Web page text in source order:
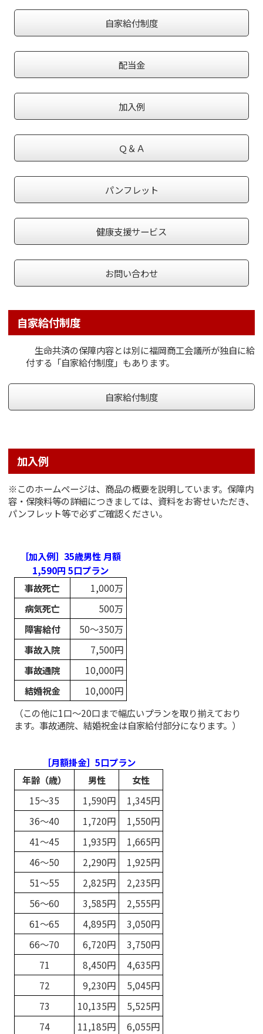
自家給付制度
配当金
加入例
Ｑ＆Ａ
パンフレット
健康支援サービス
お問い合わせ
自家給付制度
生命共済の保障内容とは別に福岡商工会議所が独自に給
付する「自家給付制度」もあります。
自家給付制度
加入例
※このホームページは、商品の概要を説明しています。保障内
容・保険料等の詳細につきましては、資料をお寄せいただき、
パンフレット等で必ずご確認ください。
［加入例］35歳男性 月額
1,590円 5口プラン
事故死亡
1,000万
病気死亡
500万
障害給付
50～350万
事故入院
7,500円
事故通院
10,000円
結婚祝金
10,000円
（この他に1口～20口まで幅広いプランを取り揃えており
ます。事故通院、結婚祝金は自家給付部分になります。）
［月額掛金］5口プラン
年齢（歳）
男性
女性
15～35
1,590円
1,345円
36～40
1,720円
1,550円
41～45
1,935円
1,665円
46～50
2,290円
1,925円
51～55
2,825円
2,235円
56～60
3,585円
2,555円
61～65
4,895円
3,050円
66～70
6,720円
3,750円
71
8,450円
4,635円
72
9,230円
5,045円
73
10,135円
5,525円
74
11,185円
6,055円